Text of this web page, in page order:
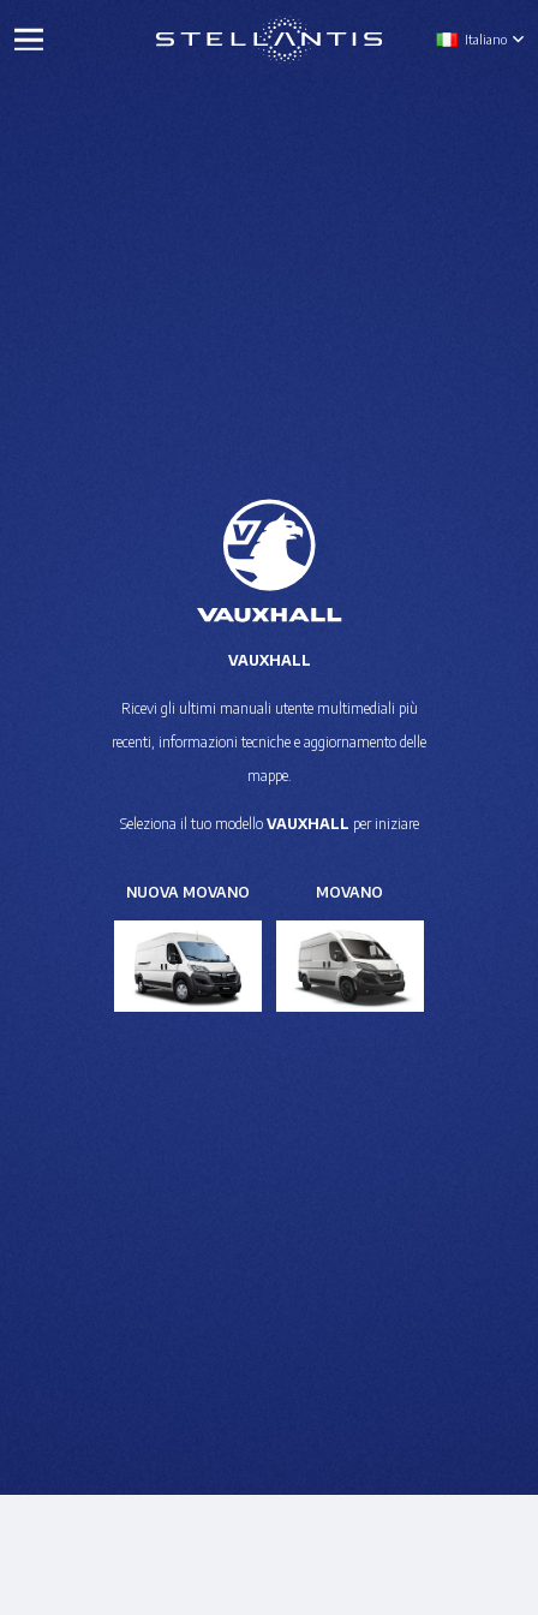
Italiano
VAUXHALL
Ricevi gli ultimi manuali utente multimediali più
recenti, informazioni tecniche e aggiornamento delle
mappe.
Seleziona il tuo modello VAUXHALL per iniziare
NUOVA MOVANO MOVANO